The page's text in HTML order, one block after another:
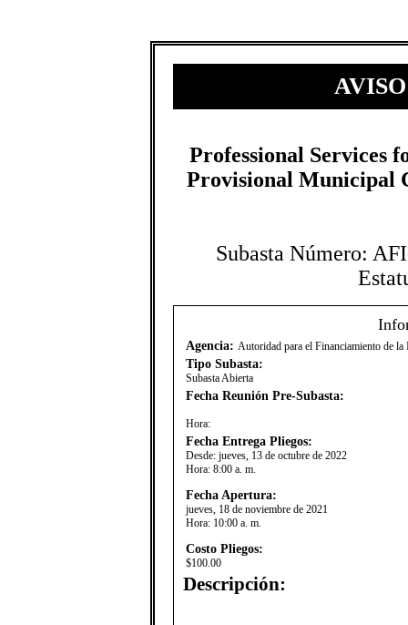
Professional Services
Provisional Municipal
Subasta Número:
Agencia: Autoridad para el Financiamiento de
Tipo Subasta:
Subasta Abierta
Fecha Reunión Pre-Subasta:
Hora:
Fecha Entrega Pliegos:
Desde: jueves, 13 de octubre de 2022
Hora: 8:00 a. m.
Fecha Apertura:
jueves, 18 de noviembre de 2021
Hora: 10:00 a. m.
Costo Pliegos:
$100.00
Descripción: